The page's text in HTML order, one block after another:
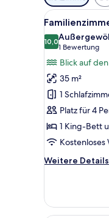
Filter
für
Zimmer
Alle
Fotos
für
1 King-
Bett
und
Schlafsofa
anzeigen
5
10,010,0 von 10
1 Bewertung
(1
Bewertung)
Blick auf den
35 m²
1
Platz für 4
1 King-Bett
Kostenloses
Weitere Details
Weitere
1 King-
Bett